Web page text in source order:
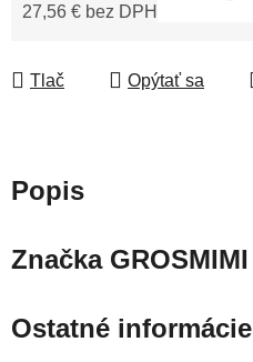
27,56 € bez DPH
Tlač Opýtať sa
Popis
ZnačkaGROSMIMI
Ostatné informácie